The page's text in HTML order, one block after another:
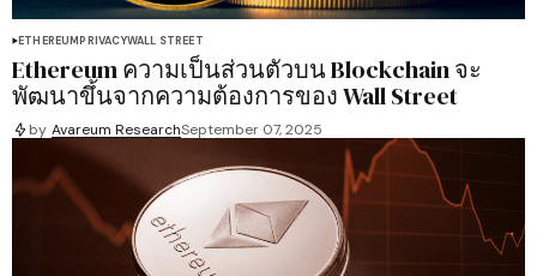
ETHEREUMPRIVACYWALL STREET
Ethereum ความเป็นส่วนตัวบน Blockchain จะ
พัฒนาขึ้นจากความต้องการของ Wall Street
by Avareum ResearchSeptember 07, 2025